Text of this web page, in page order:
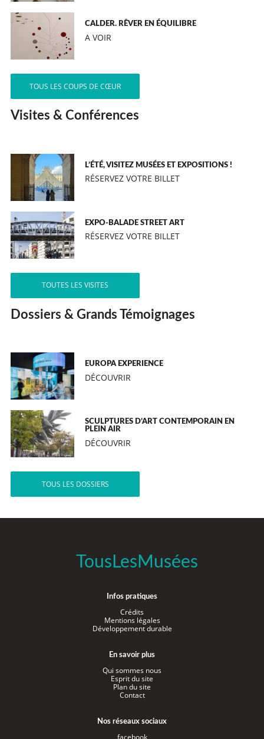
CALDER. RÊVER EN ÉQUILIBRE
A VOIR
TOUS LES COUPS DE CŒUR
Visites & Conférences
L’ÉTÉ, VISITEZ MUSÉES ET EXPOSITIONS !
RÉSERVEZ VOTRE BILLET
EXPO-BALADE STREET ART
RÉSERVEZ VOTRE BILLET
TOUTES LES VISITES
Dossiers & Grands Témoignages
EUROPA EXPERIENCE
DÉCOUVRIR
SCULPTURES D’ART CONTEMPORAIN EN
PLEIN AIR
DÉCOUVRIR
TOUS LES DOSSIERS
TousLesMusées
Infos pratiques
Crédits
Mentions légales
Développement durable
En savoir plus
Qui sommes nous
Esprit du site
Plan du site
Contact
Nos réseaux sociaux